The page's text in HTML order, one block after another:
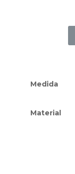
Medida
Material